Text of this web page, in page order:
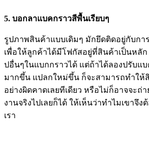
5. บอกลาแบคกราวสีพื้นเรียบๆ
รูปภาพสินค้าแบบเดิมๆ มักยึดติดอยู่กับกา
เพื่อให้ลูกค้าได้มีโฟกัสอยู่ที่สินค้าเป็นหลัก
ปอื่นๆในแบกกราวได้ แต่ถ้าได้ลองปรับแบ
มากขึ้น แปลกใหม่ขึ้น ก็จะสามารถทำให้
อย่างผิดคาดเลยทีเดียว หรือไม่ก็อาจจะถ่า
งานจริงไปเลยก็ได้ ให้เห็นว่าทำไมเขาจึ
เรา